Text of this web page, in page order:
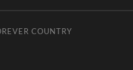
COUNTRY